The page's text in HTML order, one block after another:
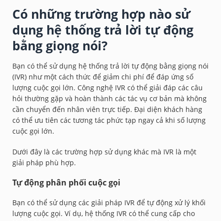
Có những trường hợp nào sử
dụng hệ thống trả lời tự động
bằng giọng nói?
Bạn có thể sử dụng hệ thống trả lời tự động bằng giọng nói
(IVR) như một cách thức để giảm chi phí để đáp ứng số
lượng cuộc gọi lớn. Công nghệ IVR có thể giải đáp các câu
hỏi thường gặp và hoàn thành các tác vụ cơ bản mà không
cần chuyển đến nhân viên trực tiếp. Đại diện khách hàng
có thể ưu tiên các tương tác phức tạp ngay cả khi số lượng
cuộc gọi lớn.
Dưới đây là các trường hợp sử dụng khác mà IVR là một
giải pháp phù hợp.
Tự động phân phối cuộc gọi
Bạn có thể sử dụng các giải pháp IVR để tự động xử lý khối
lượng cuộc gọi. Ví dụ, hệ thống IVR có thể cung cấp cho